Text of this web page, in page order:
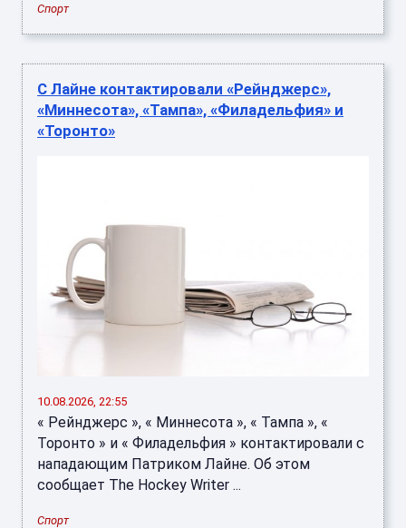
Спорт
С Лайне контактировали «Рейнджерс»,
«Миннесота», «Тампа», «Филадельфия» и
«Торонто»
10.08.2026, 22:55
« Рейнджерс », « Миннесота », « Тампа », «
Торонто » и « Филадельфия » контактировали с
нападающим Патриком Лайне. Об этом
сообщает The Hockey Writer ...
Спорт